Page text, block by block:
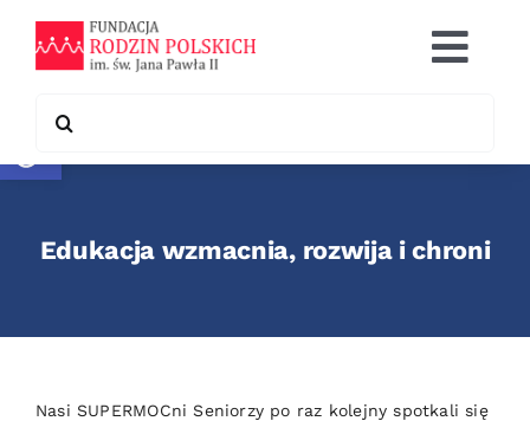
Otwórz pasek narzędzi
content
Co robimy
for:
Edukacja wzmacnia, rozwija i chroni
Nasi SUPERMOCni Seniorzy po raz kolejny spotkali się